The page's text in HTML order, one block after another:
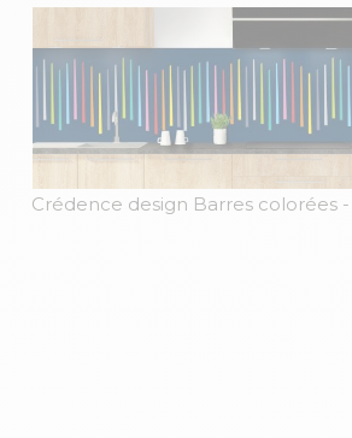
Crédence design Barres colorées